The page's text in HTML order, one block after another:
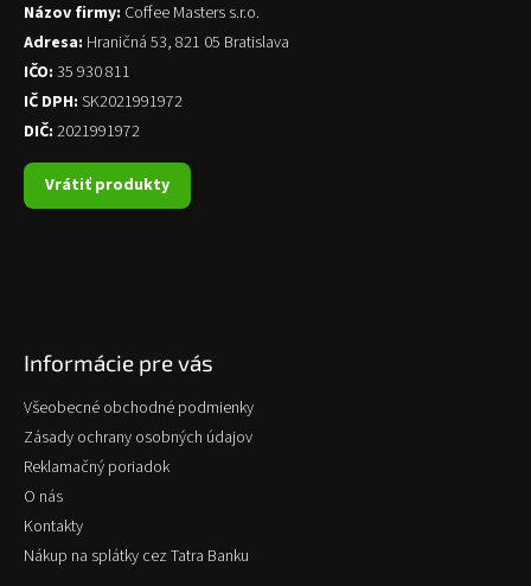
Názov firmy: Coffee Masters s.r.o.
Adresa: Hraničná 53, 821 05 Bratislava
IČO: 35 930 811
IČ DPH: SK2021991972
DIČ: 2021991972
Vrátiť produkty
Informácie pre vás
Všeobecné obchodné podmienky
Zásady ochrany osobných údajov
Reklamačný poriadok
O nás
Kontakty
Nákup na splátky cez Tatra Banku